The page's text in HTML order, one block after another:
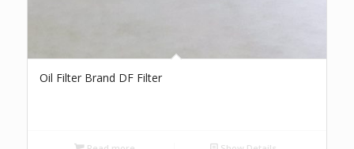
Oil Filter Brand DF Filter